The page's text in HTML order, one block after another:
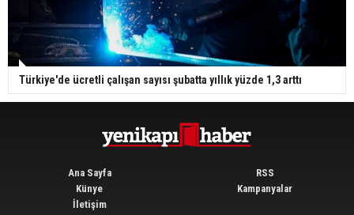
Türkiye'de ücretli çalışan sayısı şubatta yıllık yüzde 1,3 arttı
Ana Sayfa
Künye
İletişim
RSS
Kampanyalar